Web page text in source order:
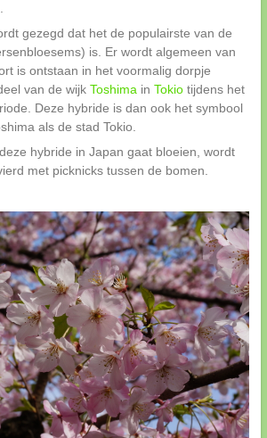
gezegd dat het de populairste van de
is. Er wordt algemeen van
is ontstaan in het voormalig dorpje
van de wijk Toshimain Tokiotijdens het
Deze hybride is dan ook het symbool
als de stad Tokio.
hybride in Japan gaat bloeien, wordt
met picknicks tussen de bomen.